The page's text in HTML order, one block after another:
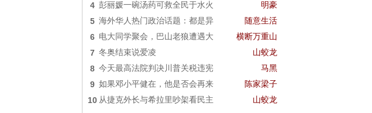
4 彭丽媛一碗汤药可救全民于水火 明豪
5 海外华人热门政治话题：都是异 随意生活
6 电大同学聚会，巴山老狼遭遇大 横断万重山
7 冬奥结束说爱凌 山蛟龙
8 今天最高法院判决川普关税违宪 马黑
9 如果邓小平健在，他是否会再来 陈家梁子
10 从捷克外长与希拉里吵架看民主 山蛟龙